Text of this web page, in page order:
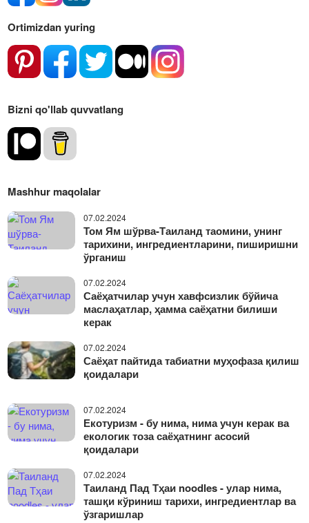
Ortimizdan yuring
Bizni qo'llab quvvatlang
Mashhur maqolalar
07.02.2024
Том Ям шўрва-Таиланд таомини, унинг
тарихини, ингредиентларини, пиширишни
ўрганиш
07.02.2024
Саёҳатчилар учун хавфсизлик бўйича
маслаҳатлар, ҳамма саёҳатни билиши
керак
07.02.2024
Саёҳат пайтида табиатни муҳофаза қилиш
қоидалари
07.02.2024
Екотуризм - бу нима, нима учун керак ва
екологик тоза саёҳатнинг асосий
қоидалари
07.02.2024
Таиланд Пад Тҳаи noodles - улар нима,
ташқи кўриниш тарихи, ингредиентлар ва
ўзгаришлар